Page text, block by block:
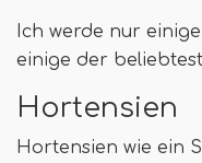
Ich werde nur
einige der
Hortensien
Hortensien wie ein